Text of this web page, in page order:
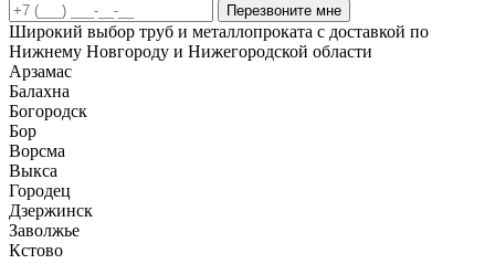
Перезвоните мне
Широкий выбор труб и металлопроката с доставкой по
Нижнему Новгороду и Нижегородской области
Арзамас
Балахна
Богородск
Бор
Ворсма
Выкса
Городец
Дзержинск
Заволжье
Кстово